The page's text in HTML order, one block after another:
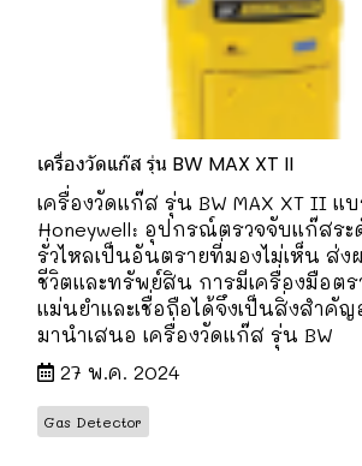
เครื่องวัดแก๊ส รุ่น BW MAX XT II
เครื่องวัดแก๊ส รุ่น BW MAX XT II แ
Honeywell: อุปกรณ์ตรวจจับแก๊สร
รั่วไหลเป็นอันตรายที่มองไม่เห็น ส่ง
ชีวิตและทรัพย์สิน การมีเครื่องมือต
แม่นยำและเชื่อถือได้จึงเป็นสิ่งสำคัญ
มานำเสนอ เครื่องวัดแก๊ส รุ่น BW
27 พ.ค. 2024
Gas Detector